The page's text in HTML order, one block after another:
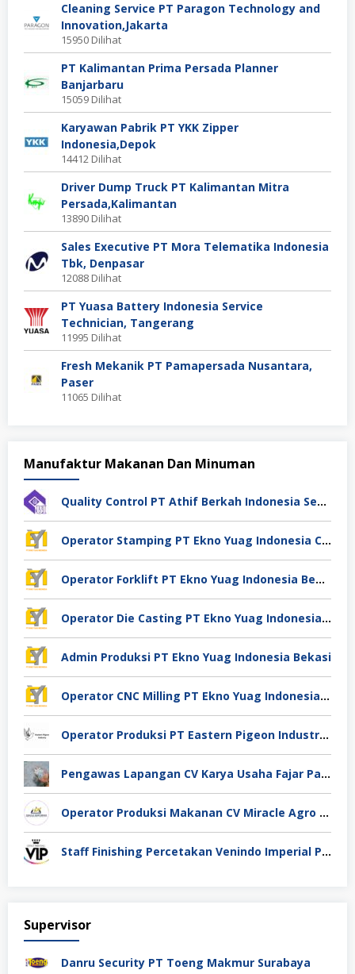
Cleaning Service PT Paragon Technology and
Innovation,Jakarta
15950 Dilihat
PT Kalimantan Prima Persada Planner
Banjarbaru
15059 Dilihat
Karyawan Pabrik PT YKK Zipper
Indonesia,Depok
14412 Dilihat
Driver Dump Truck PT Kalimantan Mitra
Persada,Kalimantan
13890 Dilihat
Sales Executive PT Mora Telematika Indonesia
Tbk, Denpasar
12088 Dilihat
PT Yuasa Battery Indonesia Service
Technician, Tangerang
11995 Dilihat
Fresh Mekanik PT Pamapersada Nusantara,
Paser
11065 Dilihat
Manufaktur Makanan Dan Minuman
Quality Control PT Athif Berkah Indonesia Semarang
Operator Stamping PT Ekno Yuag Indonesia Cikarang
Operator Forklift PT Ekno Yuag Indonesia Bekasi
Operator Die Casting PT Ekno Yuag Indonesia Bekasi
Admin Produksi PT Ekno Yuag Indonesia Bekasi
Operator CNC Milling PT Ekno Yuag Indonesia Bekasi
Operator Produksi PT Eastern Pigeon Industry Deli Serdang
Pengawas Lapangan CV Karya Usaha Fajar Pasuruan
Operator Produksi Makanan CV Miracle Agro Spices Sidoarjo
Staff Finishing Percetakan Venindo Imperial Perkasa Bandung Kota
Supervisor
Danru Security PT Toeng Makmur Surabaya